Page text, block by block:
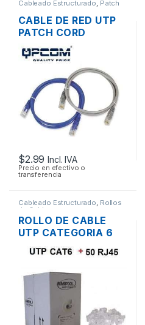
Cableado Estructurado Patch
CABLE DE RED UTP
PATCH CORD
QPCOM CAT6
CERTIFICADO 30CM
$2.99 Incl. IVA
Precio en efectivo o
transferencia
Cableado Estructurado, Rollos
de Cable
ROLLO DE CABLE
UTP CATEGORIA 6
DE 305 MTS. + 50
CONECTORES